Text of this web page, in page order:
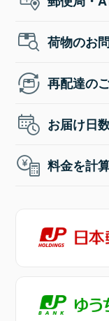
荷物のお
再配達の
お届け日
料金を計